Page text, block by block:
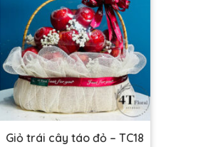
Giỏ trái cây táo đỏ – TC18